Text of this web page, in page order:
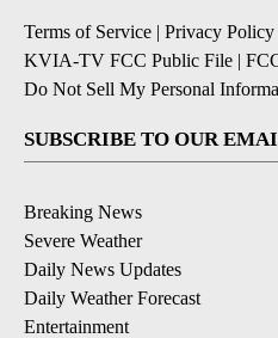
Terms of Service | Privacy Policy
KVIA-TV FCC Public File |
Do Not Sell My Personal
SUBSCRIBE TO OUR
Breaking News
Severe Weather
Daily News Updates
Daily Weather Forecast
Entertainment